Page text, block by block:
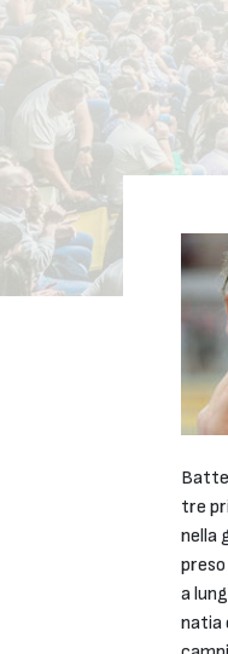
tre
nella
a
natia